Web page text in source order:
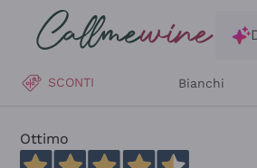
Salta al contenuto principale
SCONTI Bianchi
Ottimo